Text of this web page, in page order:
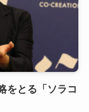
をとる「ソラコ